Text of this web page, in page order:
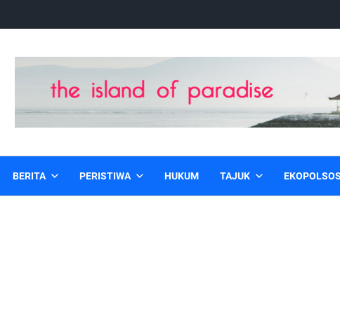
BERITA PERISTIWA HUKUM TAJUK